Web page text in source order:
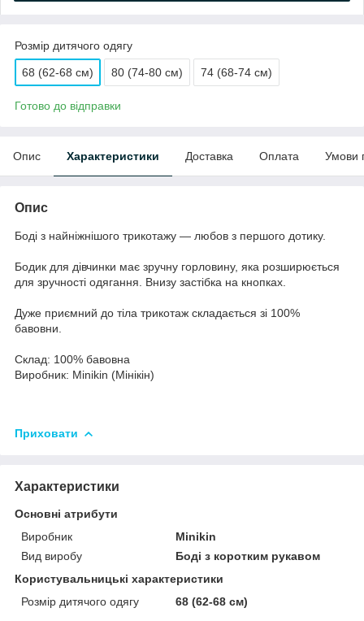
Розмір дитячого одягу
68 (62-68 см) 80 (74-80 см) 74 (68-74 см)
Готово до відправки
Опис Характеристики Доставка Оплата Умови
Опис
Боді з найніжнішого трикотажу — любов з першого дотику.
Бодик для дівчинки має зручну горловину, яка розширюється
для зручності одягання. Внизу застібка на кнопках.
Дуже приємний до тіла трикотаж складається зі 100%
бавовни.
Склад: 100% бавовна
Виробник: Minikin (Мінікін)
Приховати
Характеристики
Основні атрибути
Виробник
Minikin
Вид виробу
Боді з коротким рукавом
Користувальницькі характеристики
Розмір дитячого одягу
68 (62-68 см)